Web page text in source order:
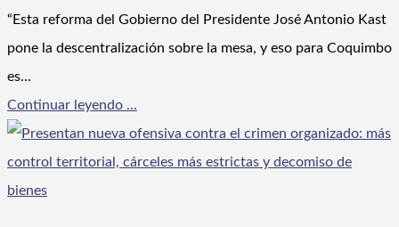
“Esta reforma del Gobierno del Presidente José Antonio Kast
pone la descentralización sobre la mesa, y eso para Coquimbo
es…
Continuar leyendo ...